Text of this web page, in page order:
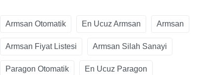
Armsan Otomatik En Ucuz Armsan Armsan
Armsan Fiyat Listesi Armsan Silah Sanayi
Paragon Otomatik En Ucuz Paragon